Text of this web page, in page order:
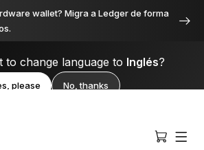
wallet? Migra a Ledger de forma
to change language to Inglés?
please No, thanks